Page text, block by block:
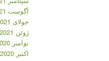
آگوست 2021
جولای 2021
ژوئن 2021
نوامبر 2020
اکتبر 2020